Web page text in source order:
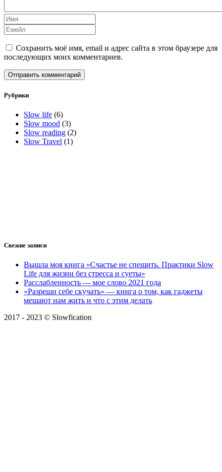
Сохранить моё имя, email и адрес сайта в этом браузере для
последующих моих комментариев.
Рубрики
Slow life (6)
Slow mood (3)
Slow reading (2)
Slow Travel (1)
Свежие записи
Вышла моя книга «Счастье не спешить. Практики Slow
Life для жизни без стресса и суеты»
Расслабленность — мое слово 2021 года
«Разреши себе скучать» — книга о том, как гаджеты
мешают нам жить и что с этим делать
2017 - 2023 © Slowfication